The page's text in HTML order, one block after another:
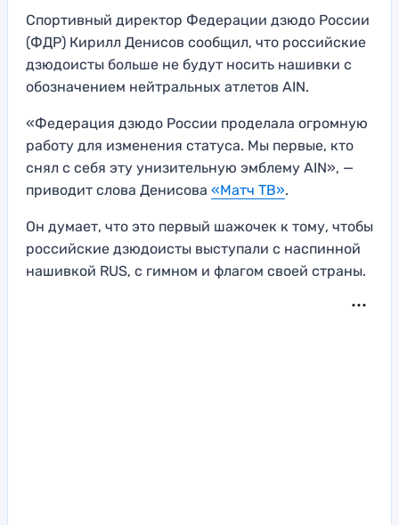
Спортивный директор Федерации дзюдо России
(ФДР) Кирилл Денисов сообщил, что российские
дзюдоисты больше не будут носить нашивки с
обозначением нейтральных атлетов AIN.
«Федерация дзюдо России проделала огромную
работу для изменения статуса. Мы первые, кто
снял с себя эту унизительную эмблему AIN», —
приводит слова Денисова «Матч ТВ».
Он думает, что это первый шажочек к тому, чтобы
российские дзюдоисты выступали с наспинной
нашивкой RUS, с гимном и флагом своей страны.